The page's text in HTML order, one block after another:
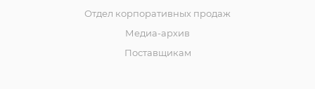
Отдел корпоративных продаж
Медиа-архив
Поставщикам